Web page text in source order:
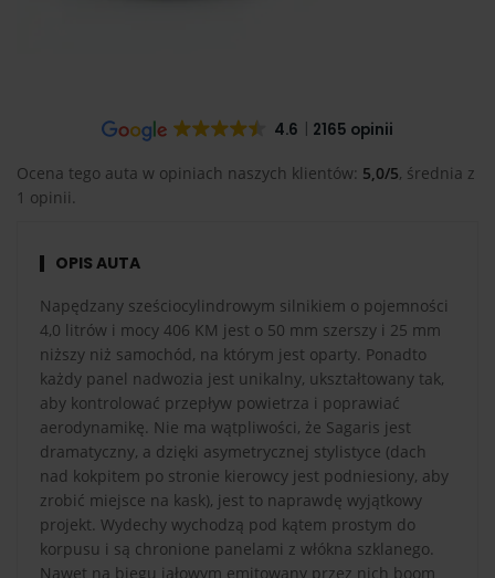
4.6 2165 opinii
Ocena tego auta w opiniach naszych klientów: 5,0/5, średnia z
1 opinii.
OPIS AUTA
Napędzany sześciocylindrowym silnikiem o pojemności
4,0 litrów i mocy 406 KM jest o 50 mm szerszy i 25 mm
niższy niż samochód, na którym jest oparty. Ponadto
każdy panel nadwozia jest unikalny, ukształtowany tak,
aby kontrolować przepływ powietrza i poprawiać
aerodynamikę. Nie ma wątpliwości, że Sagaris jest
dramatyczny, a dzięki asymetrycznej stylistyce (dach
nad kokpitem po stronie kierowcy jest podniesiony, aby
zrobić miejsce na kask), jest to naprawdę wyjątkowy
projekt. Wydechy wychodzą pod kątem prostym do
korpusu i są chronione panelami z włókna szklanego.
Nawet na biegu jałowym emitowany przez nich boom